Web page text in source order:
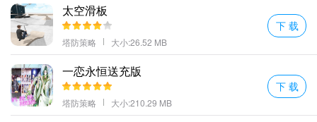
更多好玩的手游，请持续关注顺发游戏网
太空滑板
塔防策略 大小:26.52 MB
下 载
一恋永恒送充版
塔防策略 大小:210.29 MB
下 载